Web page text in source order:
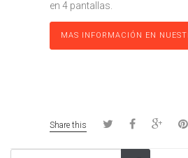
en 4 pantallas.
MAS INFORMACIÓN EN
Share this